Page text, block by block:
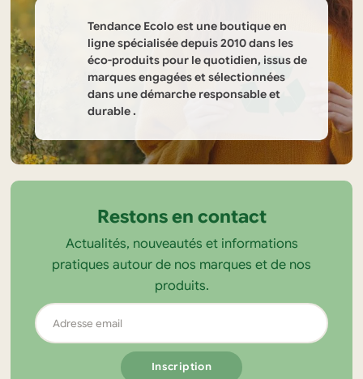
Informations
sur
boutique
Tendance
Tendance Ecolo est une boutique en
ligne spécialisée depuis 2010 dans les
éco-produits pour le quotidien, issus de
marques engagées et sélectionnées
dans une démarche responsable et
durable .
Restons en contact
Actualités, nouveautés et informations
pratiques autour de nos marques et de nos
produits.
Adresse
email